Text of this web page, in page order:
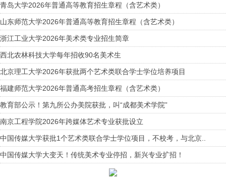
青岛大学2026年普通高等教育招生章程（含艺术类）
山东师范大学2026年普通高等教育招生章程（含艺术类）
浙江工业大学2026年美术类专业招生简章
西北农林科技大学每年招收90名美术生
北京理工大学2026年获批两个艺术类联合学士学位培养项目
福建师范大学2026年普通高考招生章程（含艺术类）
教育部公示！第九所公办美院获批，叫“成都美术学院”
南京工程学院2026年跨媒体艺术专业获批设立
中国传媒大学获批1个艺术类联合学士学位项目，不校考，与北京..
中国传媒大学大变天！传统美术专业停招，新兴专业扩招！